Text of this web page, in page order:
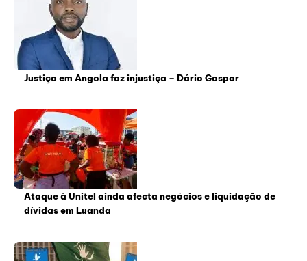
Justiça em Angola faz injustiça – Dário Gaspar
Ataque à Unitel ainda afecta negócios e liquidação de
dívidas em Luanda